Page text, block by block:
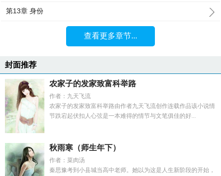
第13章 身份
查看更多章节...
封面推荐
农家子的发家致富科举路
作者：九天飞流
农家子的发家致富科举路由作者九天飞流创作连载作品该小说情
节跌宕起伏扣人心弦是一本难得的情节与文笔俱佳的好...
秋雨寒（师生年下）
作者：菜肉汤
秦思豫考到小县城当高中老师。她以为这是人生新阶段的开始，